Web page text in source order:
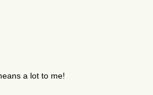
a lot to me!